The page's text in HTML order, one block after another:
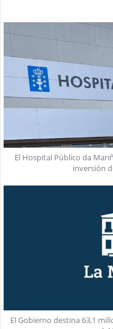
El Hospital Público da
inversión
El Gobierno destina 63,1